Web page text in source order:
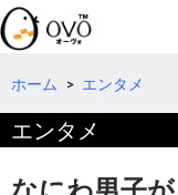
検
索
コ
テ
へ
ホーム > エンタメ
エンタメ